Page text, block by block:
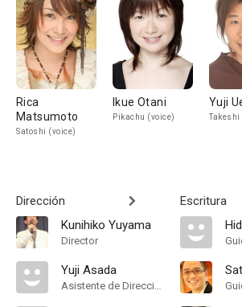
Rica
Matsumoto
Satoshi (voice)
Ikue Otani
Pikachu (voice)
Yuji
Takeshi
Dirección
Kunihiko Yuyama
Director
Yuji Asada
Asistente de Dirección
Escritura